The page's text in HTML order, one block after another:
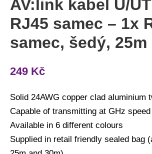
AV:link kabel U/
RJ45 samec – 1x
samec, šedý, 25m
249 Kč
Solid 24AWG copper clad aluminium
Capable of transmitting at GHz speed
Available in 6 different colours
Supplied in retail friendly sealed bag
25m
množství